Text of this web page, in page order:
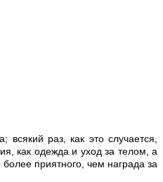
раз, как это случается,
как одежда и уход за телом, а
приятного, чем награда за